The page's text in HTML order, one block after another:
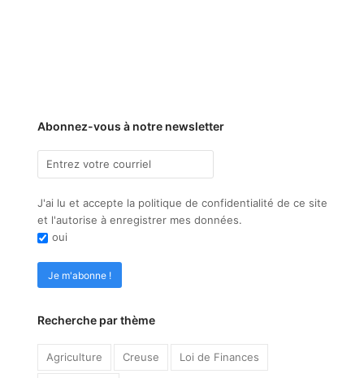
Abonnez-vous à notre newsletter
J'ai lu et accepte la politique de confidentialité de ce site
et l'autorise à enregistrer mes données.
oui
Recherche par thème
Agriculture Creuse Loi de Finances